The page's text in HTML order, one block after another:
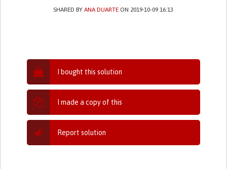
SHARED BYANA DUARTE ON 2019-10-09 16:13
I bought this solution
I made a copy of this
Report solution